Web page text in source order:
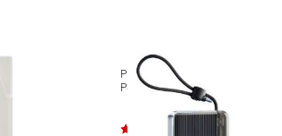
Pin dự phòng Sharge Flow Go
P4 10.000mAh